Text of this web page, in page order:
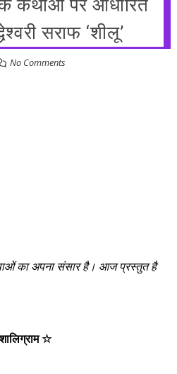
कथाओं पर आधारित
सराफ ‘शीलू’
No Comments
का अपना संसार है। आज प्रस्तुत है
☆
☆ हिन्दी साहित्य – व्यंग्य ☆